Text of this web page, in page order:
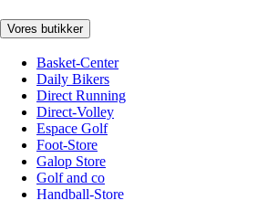
Vores butikker
Basket-Center
Daily Bikers
Direct Running
Direct-Volley
Espace Golf
Foot-Store
Galop Store
Golf and co
Handball-Store